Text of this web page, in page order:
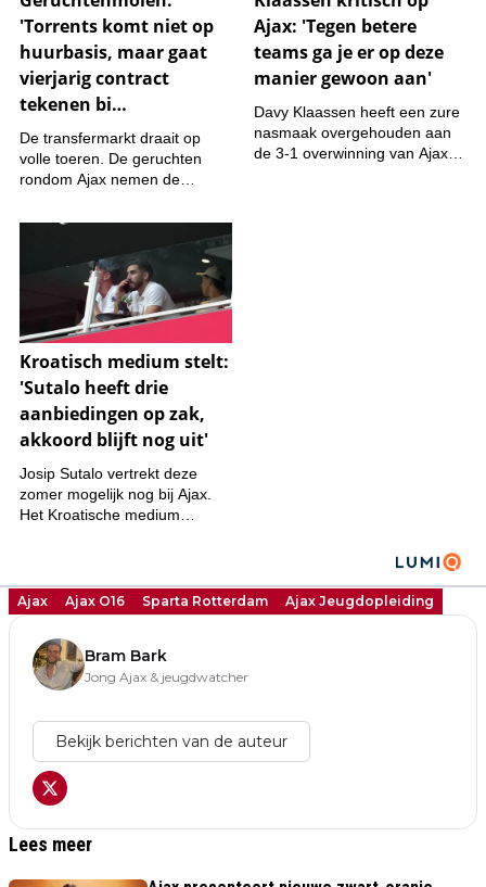
Ajax Ajax O16 Sparta Rotterdam Ajax Jeugdopleiding
Bram Bark
Jong Ajax & jeugdwatcher
Bekijk berichten van de auteur
Lees meer